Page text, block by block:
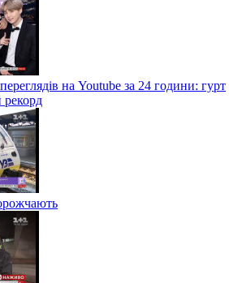
на Youtube за 24 години: гурт